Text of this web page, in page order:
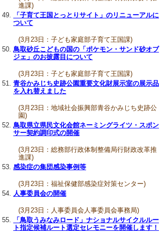
進課)
「子育て王国とっとりサイト」のリニューアルに
ついて
(3月23日：子ども家庭部子育て王国課)
鳥取砂丘こどもの国の「ポケモン・サンド砂オブ
ジェ」のお披露目について
(3月23日：子ども家庭部子育て王国課)
青谷かみじち史跡公園重要文化財展示室の展示品
を入れ替えました
(3月23日：地域社会振興部青谷かみじち史跡公
園)
鳥取県立県民文化会館ネーミングライツ・スポン
サー契約調印式の開催
(3月23日：総務部行政体制整備局行財政改革推
進課)
感染症の集団感染事例等
(3月23日：福祉保健部感染症対策センター)
人事委員会の開催
(3月23日：人事委員会人事委員会事務局)
「鳥取うみなみロード」ナショナルサイクルルー
ト指定候補ルート選定セレモニーを開催します！